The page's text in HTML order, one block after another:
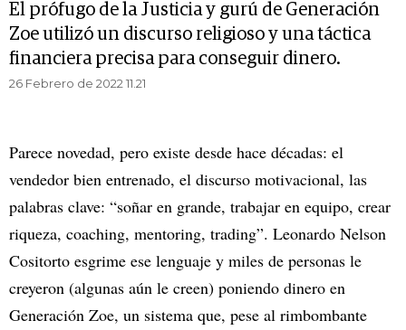
El prófugo de la Justicia y gurú de Generación
Zoe utilizó un discurso religioso y una táctica
financiera precisa para conseguir dinero.
26 Febrero de 2022 11.21
Parece novedad, pero existe desde hace décadas: el
vendedor bien entrenado, el discurso motivacional, las
palabras clave: “soñar en grande, trabajar en equipo, crear
riqueza, coaching, mentoring, trading”. Leonardo Nelson
Cositorto esgrime ese lenguaje y miles de personas le
creyeron (algunas aún le creen) poniendo dinero en
Generación Zoe, un sistema que, pese al rimbombante